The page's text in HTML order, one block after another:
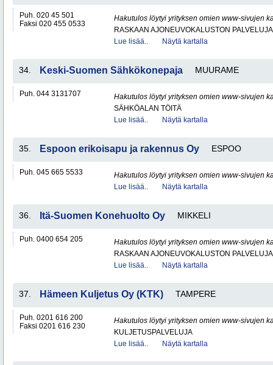
Puh. 020 45 501
Faksi 020 455 0533
Hakutulos löytyi yrityksen omien www-sivujen
RASKAAN AJONEUVOKALUSTON
Lue lisää..
Näytä kartalla
34. Keski-Suomen Sähkökonepaja MUURAME
Puh. 044 3131707
Hakutulos löytyi yrityksen omien www-sivujen
SÄHKÖALAN TÖITÄ
Lue lisää..
Näytä kartalla
35. Espoon erikoisapu ja rakennus Oy ESPOO
Puh. 045 665 5533
Hakutulos löytyi yrityksen omien www-sivujen
Lue lisää..
Näytä kartalla
36. Itä-Suomen Konehuolto Oy MIKKELI
Puh. 0400 654 205
Hakutulos löytyi yrityksen omien www-sivujen
RASKAAN AJONEUVOKALUSTON
Lue lisää..
Näytä kartalla
37. Hämeen Kuljetus Oy (KTK) TAMPERE
Puh. 0201 616 200
Faksi 0201 616 230
Hakutulos löytyi yrityksen omien www-sivujen
KULJETUSPALVELUJA
Lue lisää..
Näytä kartalla